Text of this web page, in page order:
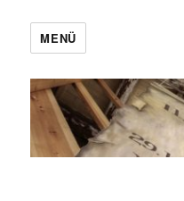
MENÜ